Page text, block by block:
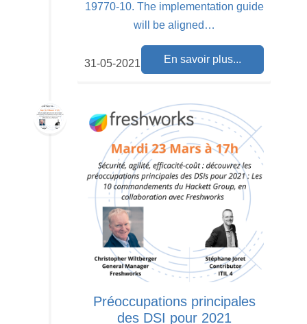
19770-10. The implementation guide
will be aligned…
En savoir plus...
31-05-2021
Préoccupations principales
des DSI pour 2021